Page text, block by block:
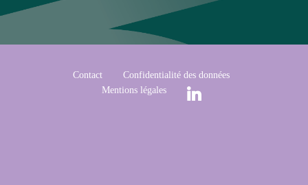
Contact
Confidentialité des données
Mentions légales